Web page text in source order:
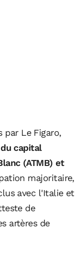
par Le Figaro,
capital
(ATMB) et
majoritaire,
avec l'Italie et
de
artères de